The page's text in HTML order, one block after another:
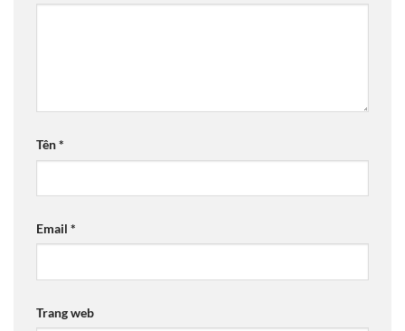
Tên*
Email *
Trang web